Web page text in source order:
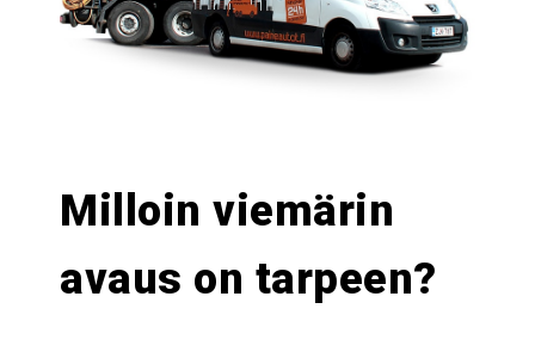
Milloin viemärin
avaus on tarpeen?